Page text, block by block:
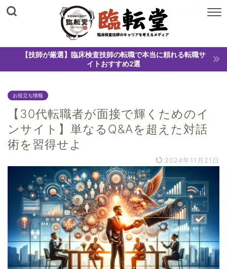
【技師が厳選】臨床検査技師の転職で本当に頼れる転職サ
イトおすすめ2選
お役立ち情報
【30代転職者が面接で輝くためのイ
ンサイト】単なるQ&Aを超えた対話
術を習得せよ
2024年11月21日